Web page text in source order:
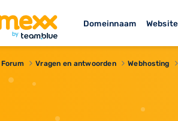
Domeinnaam
Forum Vragen en antwoorden Webhosting